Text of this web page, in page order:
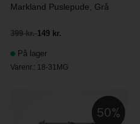
Markland Puslepude, Grå
399 kr.149 kr.
På lager
Varenr.: 18-31MG
50